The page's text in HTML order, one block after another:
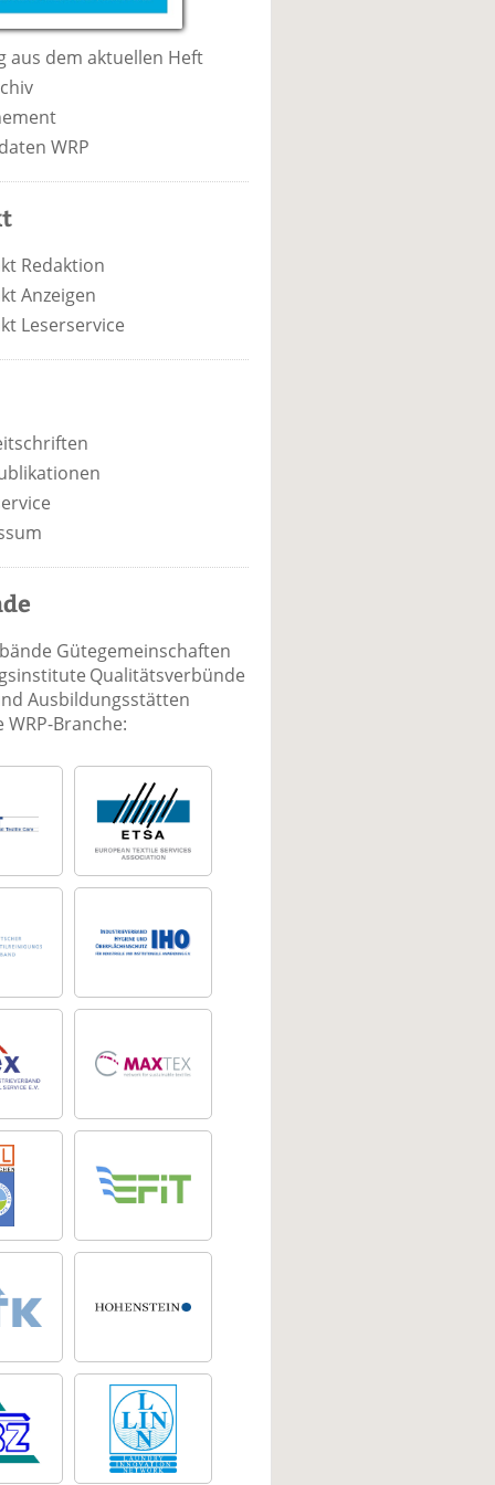
aus dem aktuellen Heft
WRP
Redaktion
Anzeigen
Leserservice
Gütegemeinschaften
Qualitätsverbünde
Ausbildungsstätten
Branche: